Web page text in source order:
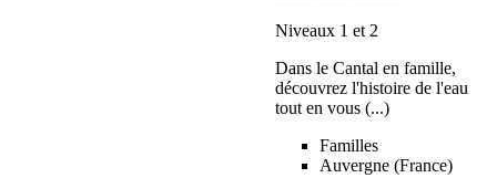
Niveaux 1 et 2
Dans le Cantal en famille,
découvrez l'histoire de l'eau
tout en vous (...)
Familles
Auvergne (France)